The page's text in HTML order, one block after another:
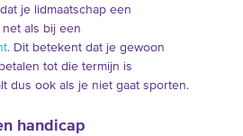
je lidmaatschap een
als bij een
. Dit betekent dat je gewoon
tot die termijn is
dus ook als je niet gaat sporten.
handicap